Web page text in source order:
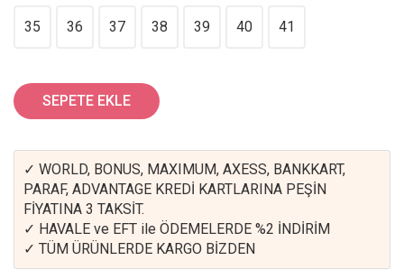
35 36 37 38 39 40 41
SEPETE EKLE
✓ WORLD, BONUS, MAXIMUM, AXESS, BANKKART,
PARAF, ADVANTAGE KREDİ KARTLARINA PEŞİN
FİYATINA 3 TAKSİT.
✓ HAVALE ve EFT ile ÖDEMELERDE %2 İNDİRİM
✓ TÜM ÜRÜNLERDE KARGO BİZDEN